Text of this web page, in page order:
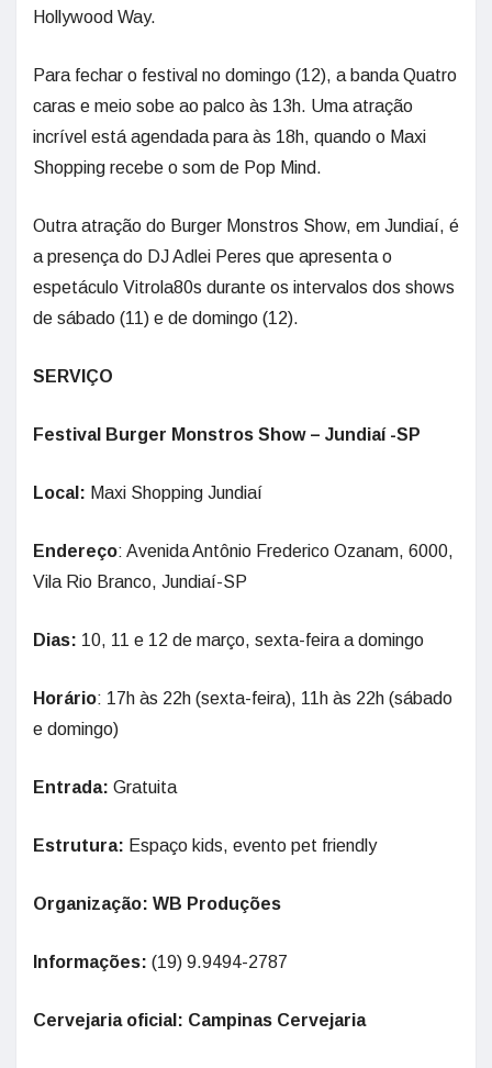
Hollywood Way.
Para fechar o festival no domingo (12), a banda Quatro
caras e meio sobe ao palco às 13h. Uma atração
incrível está agendada para às 18h, quando o Maxi
Shopping recebe o som de Pop Mind.
Outra atração do Burger Monstros Show, em Jundiaí, é
a presença do DJ Adlei Peres que apresenta o
espetáculo Vitrola80s durante os intervalos dos shows
de sábado (11) e de domingo (12).
SERVIÇO
Festival Burger Monstros Show – Jundiaí -SP
Local: Maxi Shopping Jundiaí
Endereço: Avenida Antônio Frederico Ozanam, 6000,
Vila Rio Branco, Jundiaí-SP
Dias: 10, 11 e 12 de março, sexta-feira a domingo
Horário: 17h às 22h (sexta-feira), 11h às 22h (sábado
e domingo)
Entrada: Gratuita
Estrutura: Espaço kids, evento pet friendly
Organização: WB Produções
Informações: (19) 9.9494-2787
Cervejaria oficial: Campinas Cervejaria